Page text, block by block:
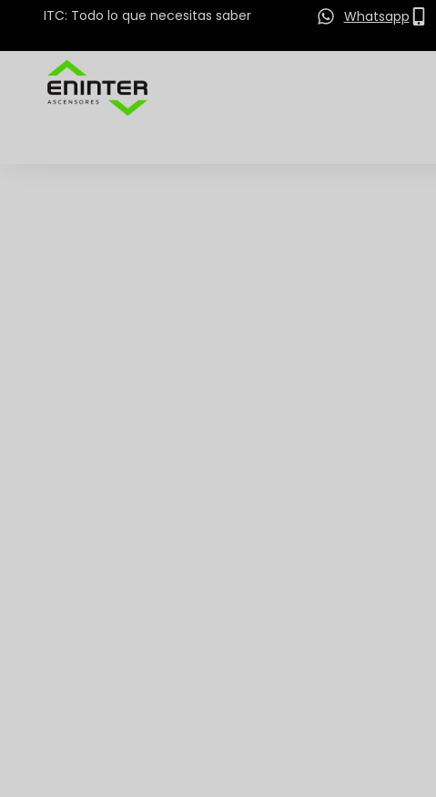
ITC: Todo lo que necesitas saber Whatsapp